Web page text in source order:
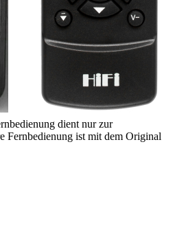
dient nur zur
Fernbedienung ist mit dem Original